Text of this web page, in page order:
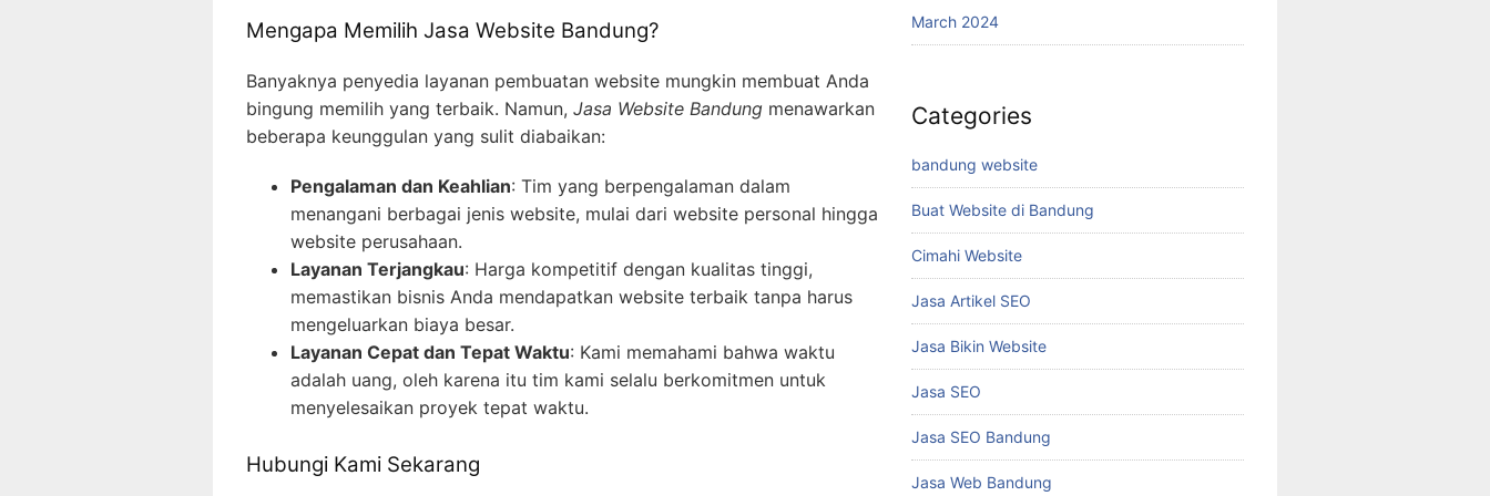
Mengapa Memilih Jasa Website Bandung?
Banyaknya penyedia layanan pembuatan website mungkin membuat Anda
bingung memilih yang terbaik. Namun, Jasa Website Bandung menawarkan
beberapa keunggulan yang sulit diabaikan:
Pengalaman dan Keahlian: Tim yang berpengalaman dalam
menangani berbagai jenis website, mulai dari website personal hingga
website perusahaan.
Layanan Terjangkau: Harga kompetitif dengan kualitas tinggi,
memastikan bisnis Anda mendapatkan website terbaik tanpa harus
mengeluarkan biaya besar.
Layanan Cepat dan Tepat Waktu: Kami memahami bahwa waktu
adalah uang, oleh karena itu tim kami selalu berkomitmen untuk
menyelesaikan proyek tepat waktu.
Hubungi Kami Sekarang
March 2024
Categories
bandung website
Buat Website di Bandung
Cimahi Website
Jasa Artikel SEO
Jasa Bikin Website
Jasa SEO
Jasa SEO Bandung
Jasa Web Bandung